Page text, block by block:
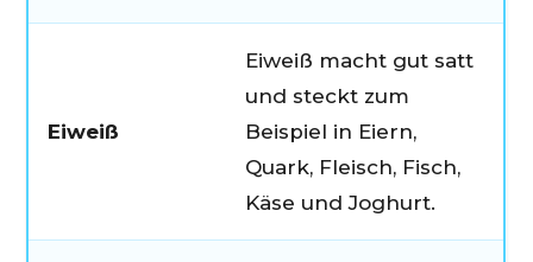
Eiweiß
Eiweiß macht gut satt
und steckt zum
Beispiel in Eiern,
Quark, Fleisch, Fisch,
Käse und Joghurt.